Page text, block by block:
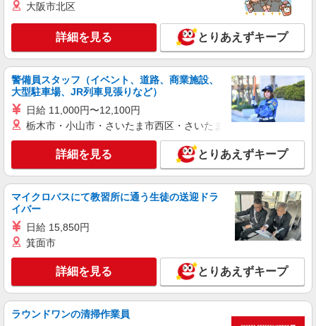
【正社員】月給240,000〜400,000円 ・基本
給：200,000円〜220,000円 ・資格手当：10,000〜
30,000円 ・役職手当：10,000〜70,000円 ・処遇改
善手当：20,000〜60,000円（勤続年数、保有資格
間） ※固定残業時間を超過する場合には超過勤務
手当として別途支給 ・夜勤手当：10,000円/1回
歓迎 ・認知症介護基礎研修 ・初任者研修 ・実務
者研修 ・介護福祉士 など
品川区内
キープ 詳細を見る
派遣社員
株式会社トラストグロース 新宿本社 第2営業部
時給：1500〜1750円 ※資格や経験などによる
東京都品川区
キープ 詳細を見る
派遣社員
株式会社トラストグロース 新宿本社 第2営業部
グループホームでの介護士
時給：1500円〜 ※資格や経験などによる
東京都品川区
大阪市北区
詳細を見る とりあえずキープ
警備員スタッフ（イベント、道路、商業施設、
大型駐車場、JR列車見張りなど）
日給 11,000円〜12,100円
栃木市・小山市・さいたま市西区・さいたま市岩槻区・久喜市・
詳細を見る とりあえずキープ
マイクロバスにて教習所に通う生徒の送迎ドラ
イバー
日給 15,850円
箕面市
詳細を見る とりあえずキープ
ラウンドワンの清掃作業員